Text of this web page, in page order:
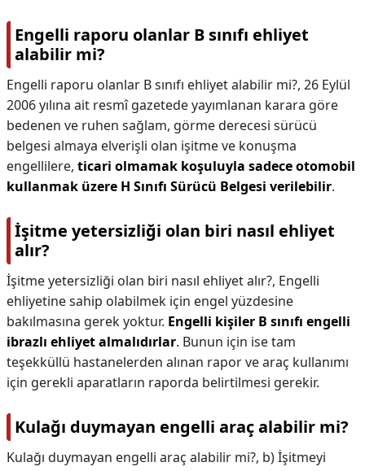
Engelli raporu olanlar B sınıfı ehliyet
alabilir mi?
Engelli raporu olanlar B sınıfı ehliyet alabilir mi?, 26 Eylül
2006 yılına ait resmî gazetede yayımlanan karara göre
bedenen ve ruhen sağlam, görme derecesi sürücü
belgesi almaya elverişli olan işitme ve konuşma
engellilere, ticari olmamak koşuluyla sadece otomobil
kullanmak üzere H Sınıfı Sürücü Belgesi verilebilir.
İşitme yetersizliği olan biri nasıl ehliyet
alır?
İşitme yetersizliği olan biri nasıl ehliyet alır?, Engelli
ehliyetine sahip olabilmek için engel yüzdesine
bakılmasına gerek yoktur. Engelli kişiler B sınıfı engelli
ibrazlı ehliyet almalıdırlar. Bunun için ise tam
teşekküllü hastanelerden alınan rapor ve araç kullanımı
için gerekli aparatların raporda belirtilmesi gerekir.
Kulağı duymayan engelli araç alabilir mi?
Kulağı duymayan engelli araç alabilir mi?, b) İşitmeyi